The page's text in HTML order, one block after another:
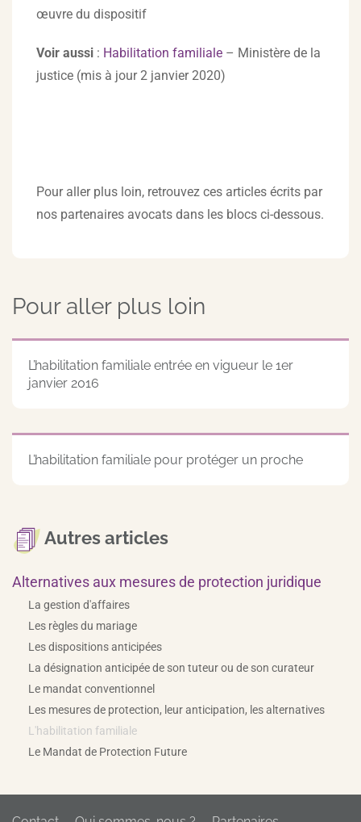
œuvre du dispositif
Voir aussi : Habilitation familiale – Ministère de la
justice (mis à jour 2 janvier 2020)
Pour aller plus loin, retrouvez ces articles écrits par
nos partenaires avocats dans les blocs ci-dessous.
Pour aller plus loin
L’habilitation familiale entrée en vigueur le 1er
janvier 2016
L’habilitation familiale pour protéger un proche
Autres articles
Alternatives aux mesures de protection juridique
La gestion d'affaires
Les règles du mariage
Les dispositions anticipées
La désignation anticipée de son tuteur ou de son curateur
Le mandat conventionnel
Les mesures de protection, leur anticipation, les alternatives
L'habilitation familiale
Le Mandat de Protection Future